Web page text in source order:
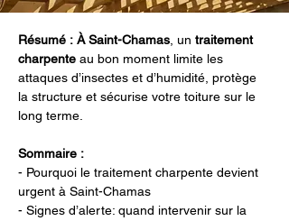
Résumé : À Saint-Chamas , un traitement
charpente au bon moment limite les
attaques d’insectes et d’humidité, protège
la structure et sécurise votre toiture sur le
long terme.
Sommaire :
- Pourquoi le traitement charpente devient
urgent à Saint-Chamas
- Signes d’alerte: quand intervenir sur la